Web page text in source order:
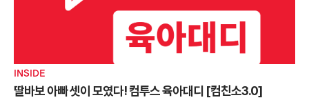
INSIDE
딸바보 아빠 셋이 모였다! 컴투스 육아대디 [컴친소3.0]